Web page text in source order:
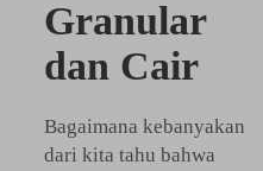
Granular
dan Cair
Bagaimana kebanyakan
dari kita tahu bahwa